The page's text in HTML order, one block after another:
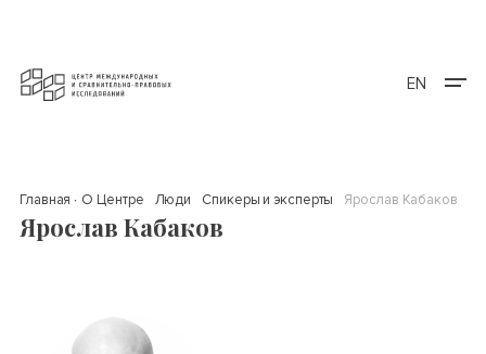
EN
Главная О Центре Люди Спикеры и эксперты Ярослав Кабаков
Ярослав Кабаков